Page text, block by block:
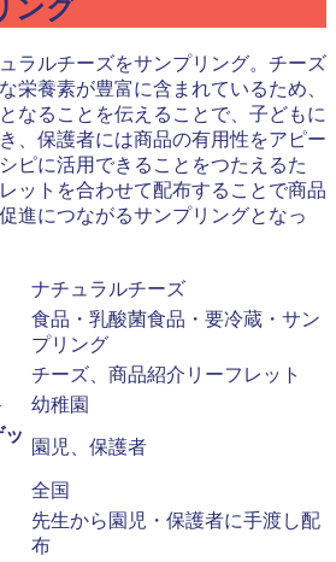
ング
ラルチーズをサンプリング。チーズ
栄養素が豊富に含まれているため、
なることを伝えることで、子どもに
、保護者には商品の有用性をアピー
ピに活用できることをつたえるた
ットを合わせて配布することで商品
進につながるサンプリングとなっ
ナチュラルチーズ
食品・乳酸菌食品・要冷蔵・サン
プリング
チーズ、商品紹介リーフレット
幼稚園
園児、保護者
全国
先生から園児・保護者に手渡し配
布